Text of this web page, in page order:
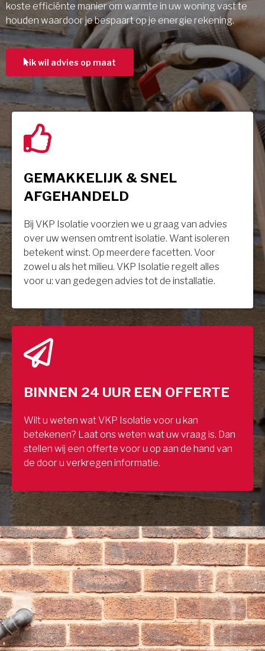
koste efficiënte manier om warmte in uw woning vast te
houden waardoor je bespaart op je energie rekening.
ik wil advies op maat
GEMAKKELIJK & SNEL
AFGEHANDELD
Bij VKP Isolatie voorzien we u graag van advies
over uw wensen omtrent isolatie. Want isoleren
betekent winst. Op meerdere facetten. Voor
zowel u als het milieu. VKP Isolatie regelt alles
voor u: van gedegen advies tot de installatie.
BINNEN 24 UUR EEN OFFERTE
Wilt u weten wat VKP Isolatie voor u kan
betekenen? Laat ons weten wat uw vraag is. Dan
stellen wij een offerte voor u op aan de hand van
de door u verkregen informatie.